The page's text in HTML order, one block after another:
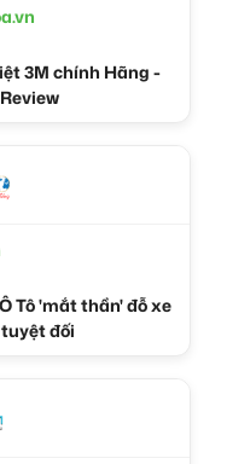
3M chính Hãng -
Tô 'mắt thần' đỗ xe
đối